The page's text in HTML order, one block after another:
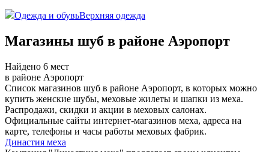
Одежда и обувьВерхняя одежда
Магазины шуб в районе Аэропорт
Найдено 6 мест
в районе Аэропорт
Список магазинов шуб в районе Аэропорт, в которых можно
купить женские шубы, меховые жилеты и шапки из меха.
Распродажи, скидки и акции в меховых салонах.
Официальные сайты интернет-магазинов меха, адреса на
карте, телефоны и часы работы меховых фабрик.
Династия меха